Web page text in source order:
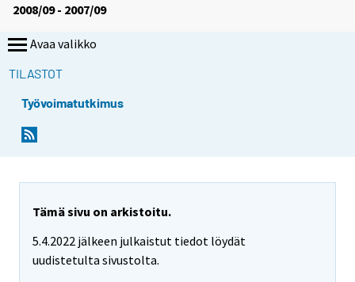
2008/09 - 2007/09
Avaa valikko
TILASTOT
Työvoimatutkimus
Tämä sivu on arkistoitu.
5.4.2022 jälkeen julkaistut tiedot löydät
uudistetulta sivustolta.